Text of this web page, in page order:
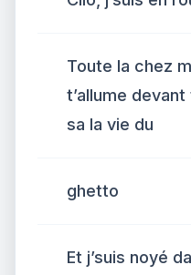
Toute la chez
t’allume
sa la vie du
ghetto
Et j’suis noyé